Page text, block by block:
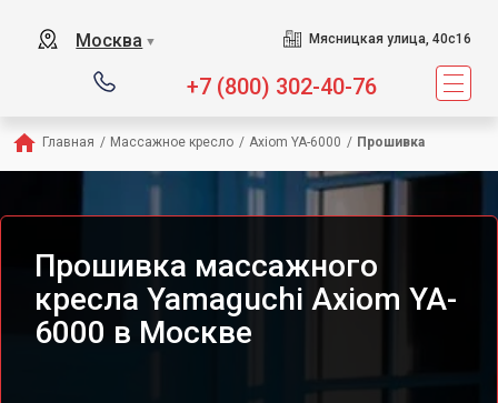
Москва ▼ Мясницкая улица, 40с16
+7 (800) 302-40-76
Главная / Массажное кресло / Axiom YA-6000 / Прошивка
Прошивка массажного
кресла Yamaguchi Axiom YA-
6000 в Москве